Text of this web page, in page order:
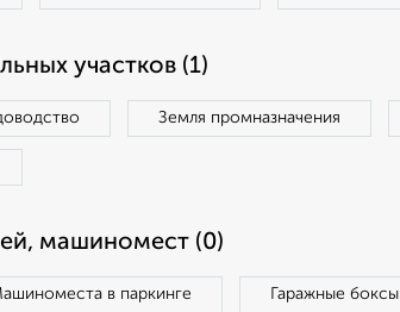
участков (1)
Земля промназначения
машиномест (0)
в паркинге Гаражные боксы